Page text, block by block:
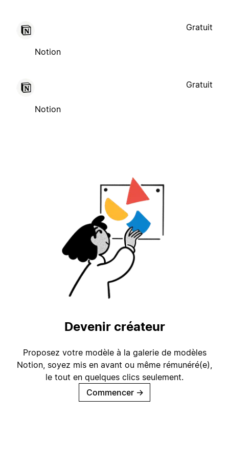
Notion
Gratuit
Notion
Gratuit
Devenir créateur
Proposez votre modèle à la galerie de modèles
Notion, soyez mis en avant ou même rémunéré(e),
le tout en quelques clics seulement.
Commencer →